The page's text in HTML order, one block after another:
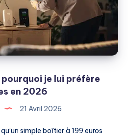
pourquoi je lui préfère
en 2026
21 Avril 2026
simple boîtier à 199 euros